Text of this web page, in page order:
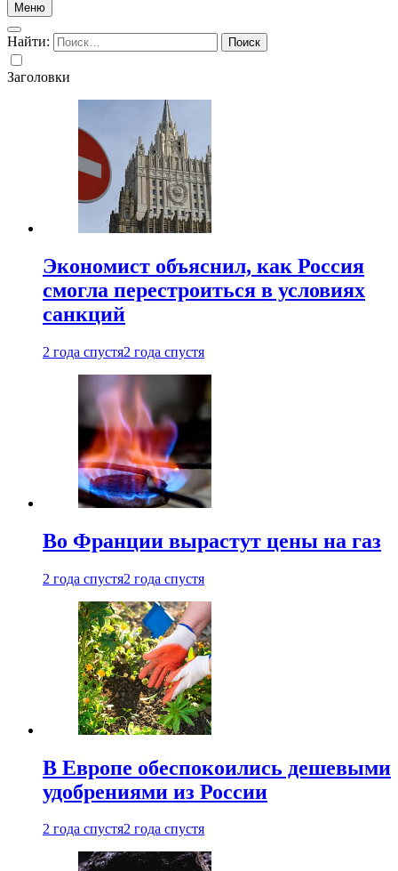
Меню
Найти:
Заголовки
Экономист объяснил, как Россия
смогла перестроиться в условиях
санкций
2 года спустя2 года спустя
Во Франции вырастут цены на газ
2 года спустя2 года спустя
В Европе обеспокоились дешевыми
удобрениями из России
2 года спустя2 года спустя